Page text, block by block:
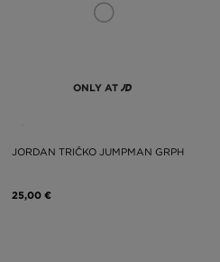
ONLY AT
JORDAN TRIČKO JUMPMAN GRPH
25,00 €